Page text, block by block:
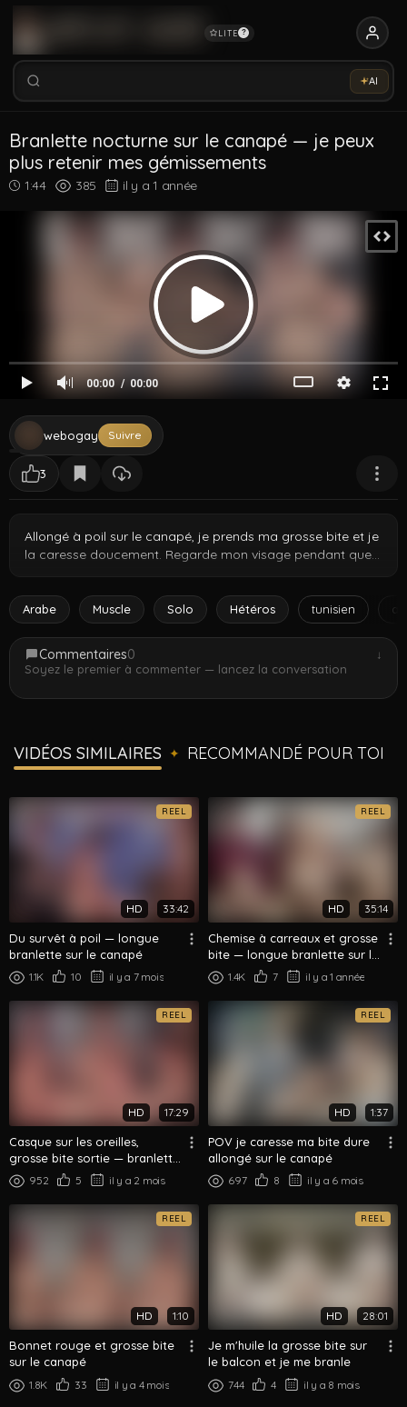
LITE ?
Rechercher vidéos, modèles, tags...
AI
Branlette nocturne sur le canapé — je peux
plus retenir mes gémissements
1:44 385 il y a 1 année
00:00 00:00
webogay Suivre
3
Allongé à poil sur le canapé, je prends ma grosse bite et je
la caresse doucement. Regarde mon visage pendant que
Arabe Muscle Solo Hétéros tunisien
Commentaires0
Soyez le premier à commenter — lancez la conversation
↓
VIDÉOS SIMILAIRES ✦ RECOMMANDÉ POUR TOI
REEL
HD 33:42
Du survêt à poil — longue
branlette sur le canapé
1.1K 10 il y a 7 mois
REEL
HD 35:14
Chemise à carreaux et grosse
bite — longue branlette sur le
canapé
1.4K 7 il y a 1 année
REEL
HD 17:29
Casque sur les oreilles,
grosse bite sortie — branlette
en gros plan
952 5 il y a 2 mois
REEL
HD 1:37
POV je caresse ma bite dure
allongé sur le canapé
697 8 il y a 6 mois
REEL
HD 1:10
Bonnet rouge et grosse bite
sur le canapé
1.8K 33 il y a 4 mois
REEL
HD 28:01
Je m'huile la grosse bite sur
le balcon et je me branle
744 4 il y a 8 mois